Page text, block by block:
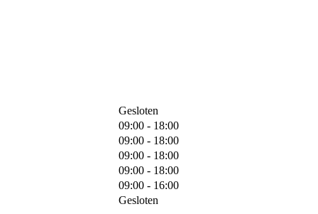
Gesloten
09:00 - 18:00
09:00 - 18:00
09:00 - 18:00
09:00 - 18:00
09:00 - 16:00
Gesloten